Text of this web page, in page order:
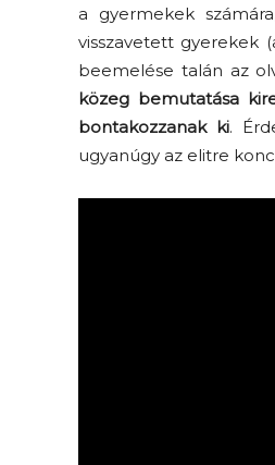
a gyermekek
visszavetett gyerekek
beemelése talán az
közeg bemutatása
bontakozzanak ki.
ugyanúgy az elitre